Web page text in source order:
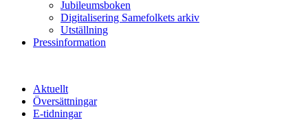
Jubileumsboken
Digitalisering Samefolkets arkiv
Utställning
Pressinformation
Aktuellt
Översättningar
E-tidningar